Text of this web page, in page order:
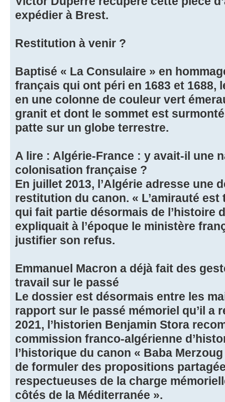
expédier à Brest.
Restitution à venir ?
Baptisé « La Consulaire » en
français qui ont péri en 1683 et 1688,
en une colonne de couleur vert
granit et dont le sommet est
patte sur un globe terrestre.
A lire : Algérie-France : y avait-il une
colonisation française ?
En juillet 2013, l’Algérie adresse une
restitution du canon. « L’amirauté
qui fait partie désormais de l’histoire
expliquait à l’époque le ministère
justifier son refus.
Emmanuel Macron a déjà fait des
travail sur le passé
Le dossier est désormais entre les
rapport sur le passé mémoriel qu’il a
2021, l’historien Benjamin Stora
commission franco-algérienne
l’historique du canon « Baba
de formuler des propositions
respectueuses de la charge
côtés de la Méditerranée ».